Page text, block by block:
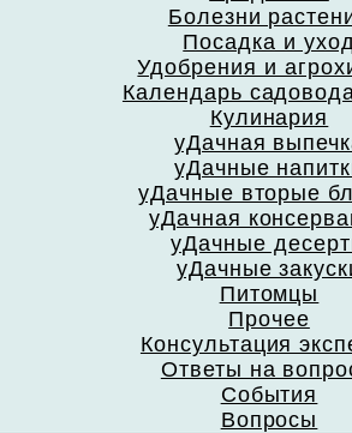
Болезни
Посадка и
Удобрения и
Календарь
Кулинария
уДачная
уДачные
уДачные вторые
уДачная
уДачные
уДачные
Питомцы
Прочее
Консультация
Ответы на
События
Вопросы